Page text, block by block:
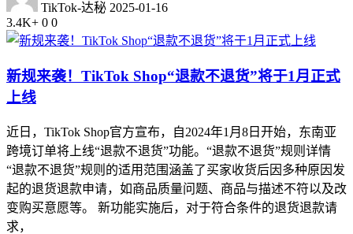
TikTok-达秘 2025-01-16
3.4K+ 0 0
新规来袭！TikTok Shop“退款不退货”将于1月正式
上线
近日，TikTok Shop官方宣布，自2024年1月8日开始，东南亚
跨境订单将上线“退款不退货”功能。“退款不退货”规则详情
“退款不退货”规则的适用范围涵盖了买家收货后因多种原因发
起的退货退款申请，如商品质量问题、商品与描述不符以及改
变购买意愿等。 新功能实施后，对于符合条件的退货退款请
求，